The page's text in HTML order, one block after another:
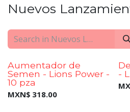
Nuevos
New!
Aumentador de
Semen - Lions Power -
10 pza
MXN$ 318.00
-